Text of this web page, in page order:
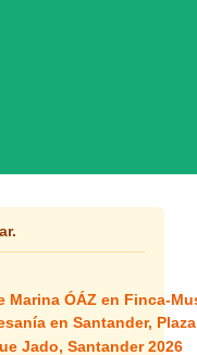
Marina ÓÁZ en Finca-
en Santander,
Jado, Santander 2026